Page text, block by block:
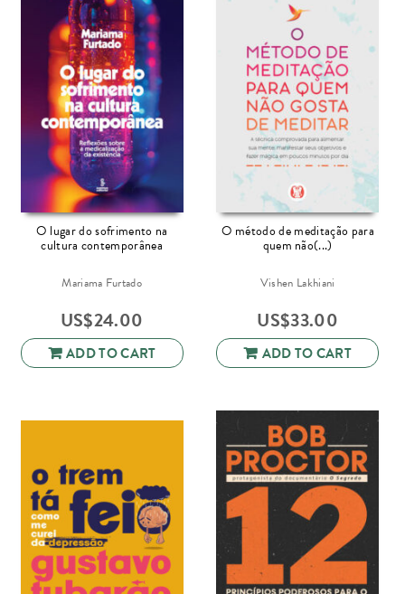
O lugar do sofrimento na
cultura contemporânea
Mariama Furtado
US$24.00
ADD TO CART
O método de meditação para
quem não(...)
Vishen Lakhiani
US$33.00
ADD TO CART